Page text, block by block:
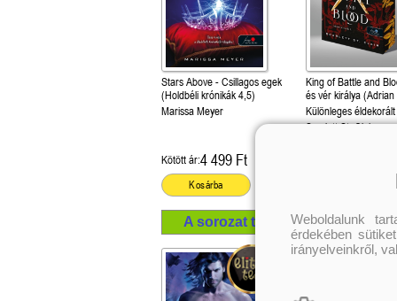
Stars Above - Csillagos egek
(Holdbéli krónikák 4,5)
Marissa Meyer
Kötött ár:4 499 Ft
Kosárba
King of Battle and
és vér királya (Adrian
1.)
Különleges
Scarlett St. Clair
A sorozat további termékei
Weboldalunk
érdekében
irányelveinkről,